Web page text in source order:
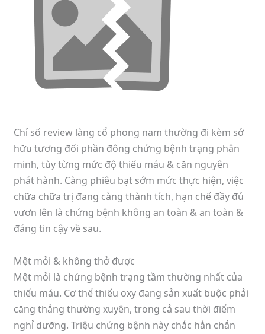
Chỉ số review làng cổ phong nam thường đi kèm sở
hữu tương đối phần đông chứng bệnh trạng phân
minh, tùy từng mức độ thiếu máu & căn nguyên
phát hành. Càng phiêu bạt sớm mức thực hiện, việc
chữa chữa trị đang càng thành tích, hạn chế đầy đủ
vươn lên là chứng bệnh không an toàn & an toàn &
đáng tin cậy về sau.
Mệt mỏi & không thở được
Mệt mỏi là chứng bệnh trạng tầm thường nhất của
thiếu máu. Cơ thể thiếu oxy đang sản xuất buộc phải
căng thẳng thường xuyên, trong cả sau thời điểm
nghỉ dưỡng. Triệu chứng bệnh này chắc hẳn chắn